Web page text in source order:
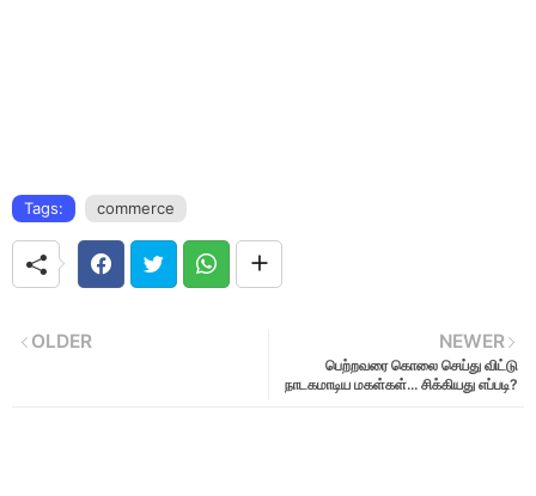
Tags: commerce
NEWER
பெற்றவரை கொலை செய்து விட்டு
நாடகமாடிய மகள்கள்... சிக்கியது எப்படி?
OLDER